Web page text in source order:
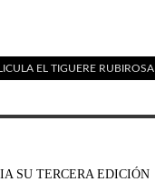
EL TIGUERE RUBIROSA
SU TERCERA EDICIÓN